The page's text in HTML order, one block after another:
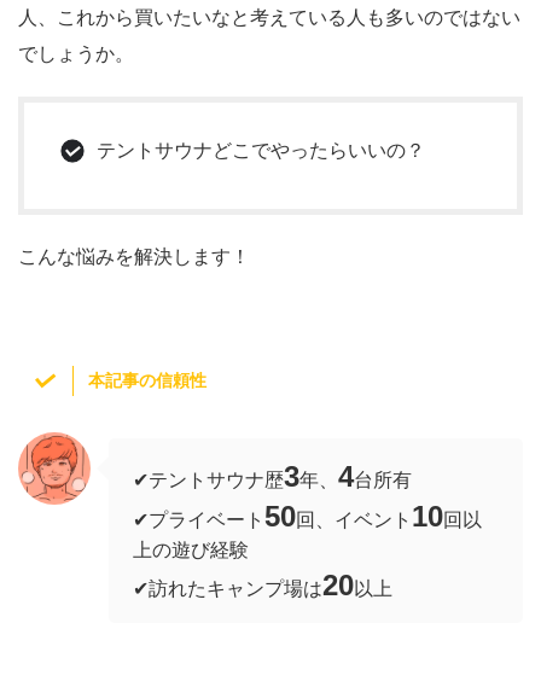
人、これから買いたいなと考えている人も多いのではない
でしょうか。
テントサウナどこでやったらいいの？
こんな悩みを解決します！
本記事の信頼性
✔︎テントサウナ歴3年、 4台所有
✔︎プライベート 50回、イベント 10回以
上の遊び経験
✔︎訪れたキャンプ場は20以上